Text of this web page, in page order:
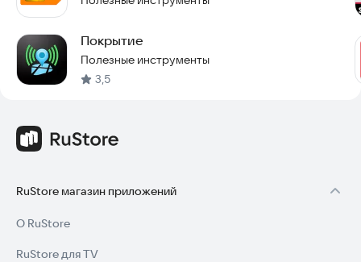
Покрытие
Полезные инструменты
3,5
RuStore магазин приложений
О RuStore
RuStore для TV